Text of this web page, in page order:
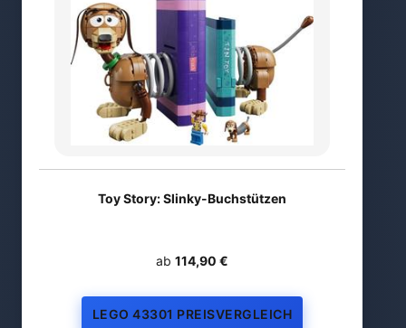
Toy Story: Slinky-Buchstützen
ab 114,90 €
LEGO 43301 PREISVERGLEICH